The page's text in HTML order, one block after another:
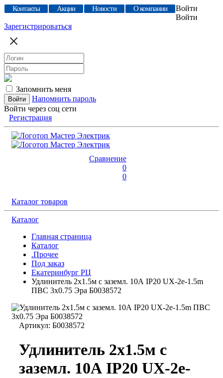
Контакты Акции Новости О компании
Войти
Войти
Зарегистрироваться
Запомнить меня
Напомнить пароль
Войти через соц сети
Регистрация
Сравнение
0
0
Каталог товаров
Каталог
Главная страница
Каталог
.Прочее
Под заказ
Екатеринбург РЦ
Удлинитель 2х1.5м с заземл. 10А IP20 UX-2e-1.5m
ПВС 3х0.75 Эра Б0038572
Артикул: Б0038572
Удлинитель 2х1.5м с
заземл. 10А IP20 UX-2e-